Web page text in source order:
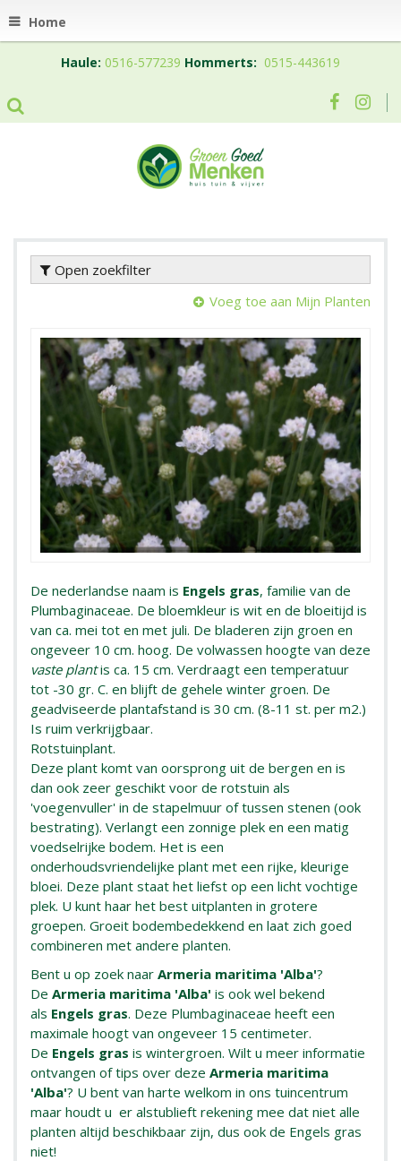
Home
Haule: 0516-577239 Hommerts: 0515-443619
Open zoekfilter
Voeg toe aan Mijn Planten
De nederlandse naam is Engels gras, familie van de
Plumbaginaceae. De bloemkleur is wit en de bloeitijd is
van ca. mei tot en met juli. De bladeren zijn groen en
ongeveer 10 cm. hoog. De volwassen hoogte van deze
vaste plantis ca. 15 cm. Verdraagt een temperatuur
tot -30 gr. C. en blijft de gehele winter groen. De
geadviseerde plantafstand is 30 cm. (8-11 st. per m2.)
Is ruim verkrijgbaar.
Rotstuinplant.
Deze plant komt van oorsprong uit de bergen en is
dan ook zeer geschikt voor de rotstuin als
'voegenvuller' in de stapelmuur of tussen stenen (ook
bestrating). Verlangt een zonnige plek en een matig
voedselrijke bodem. Het is een
onderhoudsvriendelijke plant met een rijke, kleurige
bloei. Deze plant staat het liefst op een licht vochtige
plek. U kunt haar het best uitplanten in grotere
groepen. Groeit bodembedekkend en laat zich goed
combineren met andere planten.
Bent u op zoek naar Armeria maritima 'Alba'?
De Armeria maritima 'Alba' is ook wel bekend
als Engels gras. Deze Plumbaginaceae heeft een
maximale hoogt van ongeveer 15 centimeter.
De Engels gras is wintergroen. Wilt u meer informatie
ontvangen of tips over deze Armeria maritima
'Alba'? U bent van harte welkom in ons tuincentrum
maar houdt u er alstublieft rekening mee dat niet alle
planten altijd beschikbaar zijn, dus ook de Engels gras
niet!